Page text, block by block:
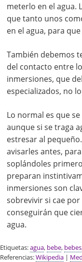
meterlo en el agua.
que tanto unos
en el agua, para
También debemos
del contacto entre
inmersiones, que
especializados, no
Lo normal es que
aunque si se traga
estresar al
avisarles antes,
soplándoles
preparan
inmersiones son
sobrevivir si cae
conseguirán que
agua.
Etiquetas:agua, bebe, bebes
Referencias:Wikipedia |